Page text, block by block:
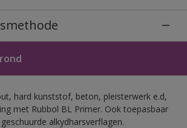
hard kunststof, beton, pleisterwerk e.d,
met Rubbol BL Primer. Ook toepasbaar
alkydharsverflagen.